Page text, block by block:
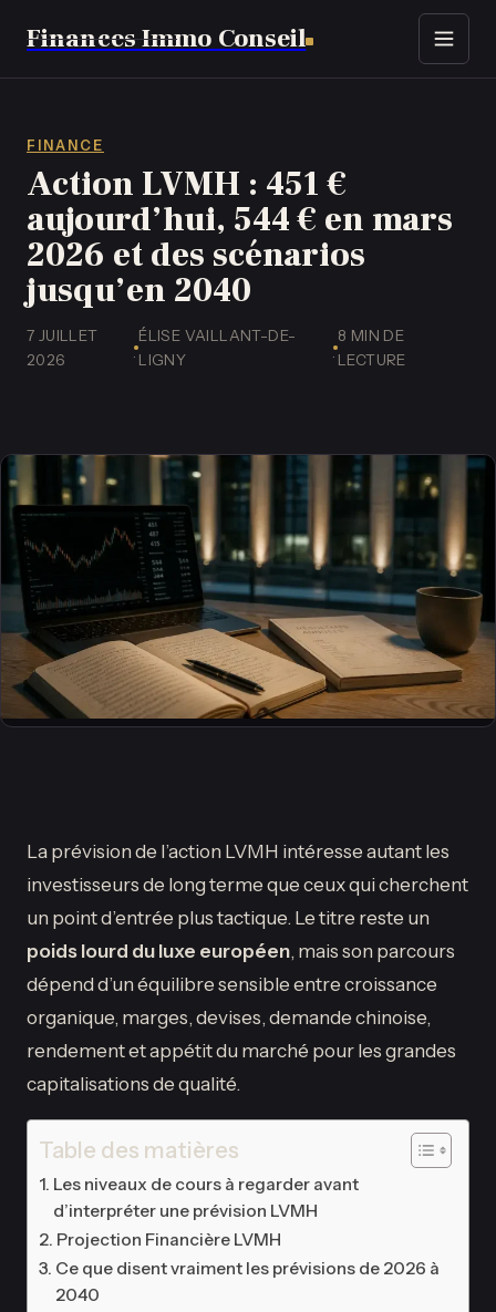
Finances Immo Conseil
Immobilier
Finance
Assurance
Business
Emploi
FINANCE
Action LVMH : 451 €
aujourd’hui, 544 € en mars
2026 et des scénarios
jusqu’en 2040
7 JUILLET
2026
·
ÉLISE VAILLANT-DE-
LIGNY
·
8 MIN DE
LECTURE
La prévision de l’action LVMH intéresse autant les
investisseurs de long terme que ceux qui cherchent
un point d’entrée plus tactique. Le titre reste un
poids lourd du luxe européen, mais son parcours
dépend d’un équilibre sensible entre croissance
organique, marges, devises, demande chinoise,
rendement et appétit du marché pour les grandes
capitalisations de qualité.
Table des matières
Les niveaux de cours à regarder avant
d’interpréter une prévision LVMH
Projection Financière LVMH
Ce que disent vraiment les prévisions de 2026 à
2040